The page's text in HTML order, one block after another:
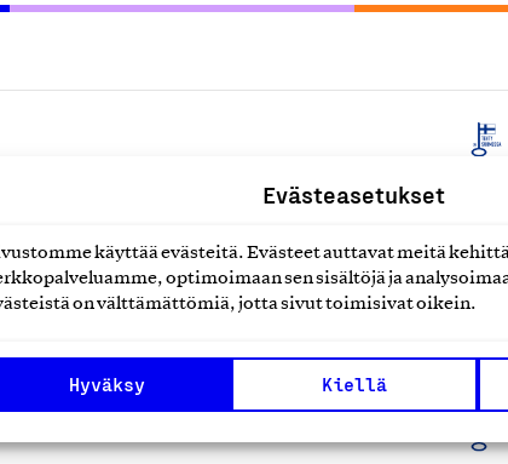
Evästeasetukset
käyttää evästeitä. Evästeet auttavat meitä
optimoimaan sen sisältöjä ja
on välttämättömiä, jotta sivut toimisivat oikein.
Hyväksy Kiellä
ja -rouheet